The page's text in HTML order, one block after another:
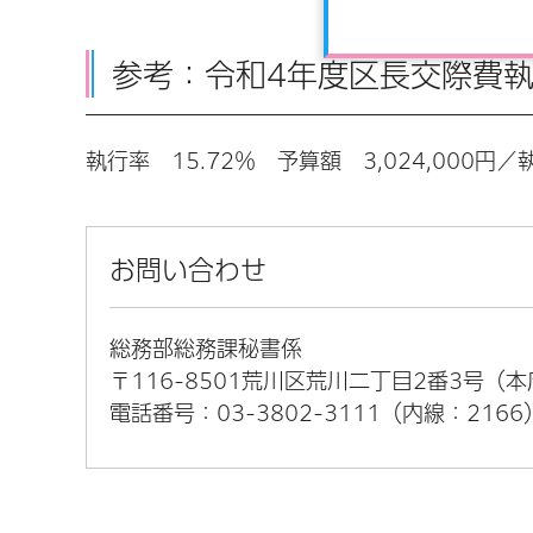
参考：令和4年度区長交際費
執行率 15.72％ 予算額 3,024,000円／
お問い合わせ
総務部総務課秘書係
〒116-8501荒川区荒川二丁目2番3号（本
電話番号：03-3802-3111（内線：2166